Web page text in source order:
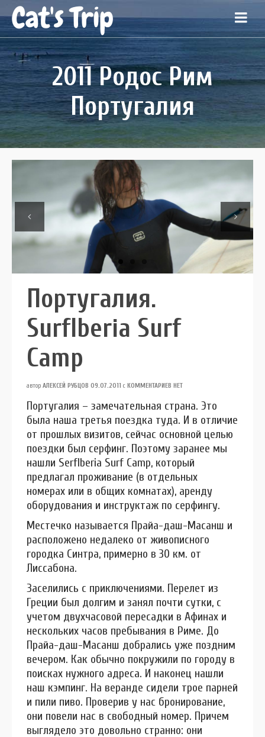
Cat's Trip
2011 Родос Рим
Португалия
Previous Next
Португалия.
SurfIberia Surf
Camp
автор АЛЕКСЕЙ РУБЦОВ 09.07.2011 с КОММЕНТАРИЕВ НЕТ
Португалия – замечательная страна. Это
была наша третья поездка туда. И в отличие
от прошлых визитов, сейчас основной целью
поездки был серфинг. Поэтому заранее мы
нашли SerfIberia Surf Camp, который
предлагал проживание (в отдельных
номерах или в общих комнатах), аренду
оборудования и инструктаж по серфингу.
Местечко называется Прайа-даш-Масанш и
расположено недалеко от живописного
городка Синтра, примерно в 30 км. от
Лиссабона.
Заселились с приключениями. Перелет из
Греции был долгим и занял почти сутки, с
учетом двухчасовой пересадки в Афинах и
нескольких часов пребывания в Риме. До
Прайа-даш-Масанш добрались уже поздним
вечером. Как обычно покружили по городу в
поисках нужного адреса. И наконец нашли
наш кэмпинг. На веранде сидели трое парней
и пили пиво. Проверив у нас бронирование,
они повели нас в свободный номер. Причем
выглядело это довольно странно: они